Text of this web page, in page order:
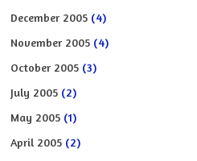
December 2005 (4)
November 2005 (4)
October 2005 (3)
July 2005 (2)
May 2005 (1)
April 2005 (2)